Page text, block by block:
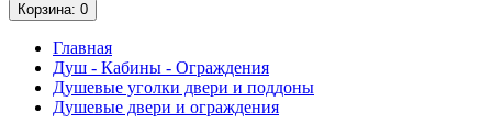
Корзина: 0
Главная
Душ - Кабины - Ограждения
Душевые уголки двери и поддоны
Душевые двери и ограждения